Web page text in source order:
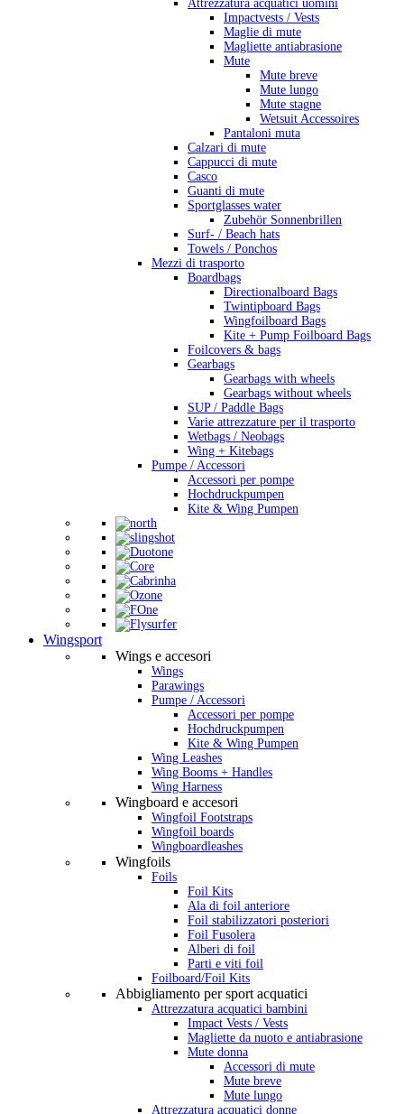
Attrezzatura acquatici uomini
Impactvests / Vests
Maglie di mute
Magliette antiabrasione
Mute
Mute breve
Mute lungo
Mute stagne
Wetsuit Accessoires
Pantaloni muta
Calzari di mute
Cappucci di mute
Casco
Guanti di mute
Sportglasses water
Zubehör Sonnenbrillen
Surf- / Beach hats
Towels / Ponchos
Mezzi di trasporto
Boardbags
Directionalboard Bags
Twintipboard Bags
Wingfoilboard Bags
Kite + Pump Foilboard Bags
Foilcovers & bags
Gearbags
Gearbags with wheels
Gearbags without wheels
SUP / Paddle Bags
Varie attrezzature per il trasporto
Wetbags / Neobags
Wing + Kitebags
Pumpe / Accessori
Accessori per pompe
Hochdruckpumpen
Kite & Wing Pumpen
Wingsport
Wings e accesori
Wings
Parawings
Pumpe / Accessori
Accessori per pompe
Hochdruckpumpen
Kite & Wing Pumpen
Wing Leashes
Wing Booms + Handles
Wing Harness
Wingboard e accesori
Wingfoil Footstraps
Wingfoil boards
Wingboardleashes
Wingfoils
Foils
Foil Kits
Ala di foil anteriore
Foil stabilizzatori posteriori
Foil Fusolera
Alberi di foil
Parti e viti foil
Foilboard/Foil Kits
Abbigliamento per sport acquatici
Attrezzatura acquatici bambini
Impact Vests / Vests
Magliette da nuoto e antiabrasione
Mute donna
Accessori di mute
Mute breve
Mute lungo
Attrezzatura acquatici donne